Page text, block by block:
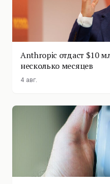
Anthropic отдаст $10
несколько месяцев
4 авг.